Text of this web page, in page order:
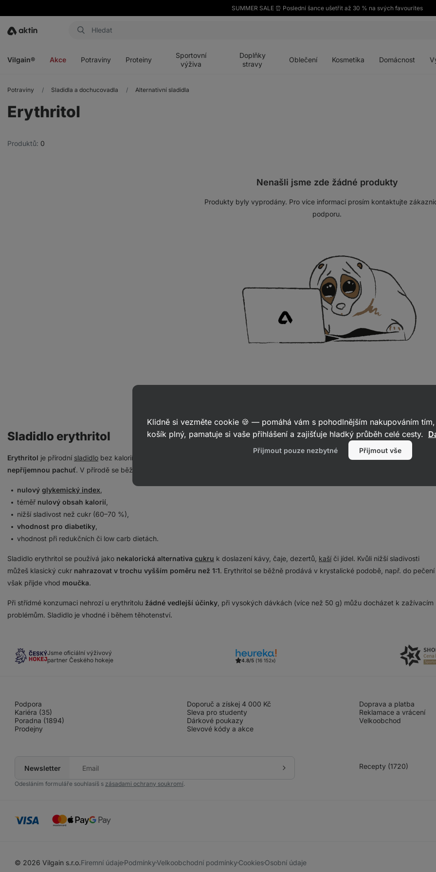
SUMMER SALE ⏰ Poslední šance ušetřit až 30 % na svých favourites
Aktin
Vilgain® Akce Potraviny Proteiny
Sportovní
výživa
Doplňky
stravy
Oblečení Kosmetika Domácnost
Potraviny Sladidla a dochucovadla Alternativní sladidla
Erythritol
Produktů: 0
Nenašli jsme zde žádné produkty
Produkty byly vyprodány. Pro více informací prosím kontaktujte
podporu.
Sladidlo erythritol
Erythritol je přírodní sladidlo bez kalorií, které se vyrábí fermentací kukuřičného či pšeničného škrobu (bezpečné i pro celiaky), a
nepříjemnou pachuť. V přírodě se běžně vyskytuje také v ovoci či zelenině. Hlavními vlastnostmi erythritolu je:
nulový glykemický index
téměř nulový obsah kalorií
nižší sladivost než cukr (60–70 %),
vhodnost pro diabetiky
vhodnost při redukčních či low carb dietách.
Sladidlo erythritol se používá jako nekalorická alternativa cukru k doslazení kávy, čaje, dezertů, kaší či jídel. Kvůli nižší sladivosti
můžeš klasický cukr nahrazovat v trochu vyšším poměru než 1:1. Erythritol se běžně prodává v krystalické podobě, např. do pečení
však přijde vhod moučka.
Při střídmé konzumaci nehrozí u erythritolu žádné vedlejší účinky , při vysokých dávkách (více než 50 g) můžu docházet k zažívacím
problémům. Sladidlo je vhodné i během těhotenství.
Jsme oficiální výživový
partner Českého hokeje
4.8/5 (16 152x)
Podpora
Kariéra (35)
Poradna (1894)
Prodejny
Doporuč a získej 4 000 Kč
Sleva pro studenty
Dárkové poukazy
Slevové kódy a akce
Doprava a platba
Reklamace a vrácení
Velkoobchod
Newsletter
mail
Přihlásit
Odesláním formuláře souhlasíš s zásadami ochrany soukromí.
Recepty (1720)
© 2026 Vilgain s.r.o.Firemní údajePodmínkyVelkoobchodní podmínky CookiesOsobní údaje
Klidně si vezměte cookie 🍪 — pomáhá vám s pohodlnějším nakupováním
košík plný, pamatuje si vaše přihlášení a zajišťuje hladký průběh celé cesty.
Přijmout pouze nezbytné Přijmout vše